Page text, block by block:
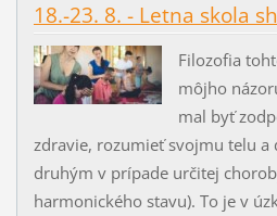
18.-23. 8. - Letna skola
Filozofia
môjho
mal byť
zdravie, rozumieť svojmu telu a
druhým v prípade určitej
harmonického stavu). To je v